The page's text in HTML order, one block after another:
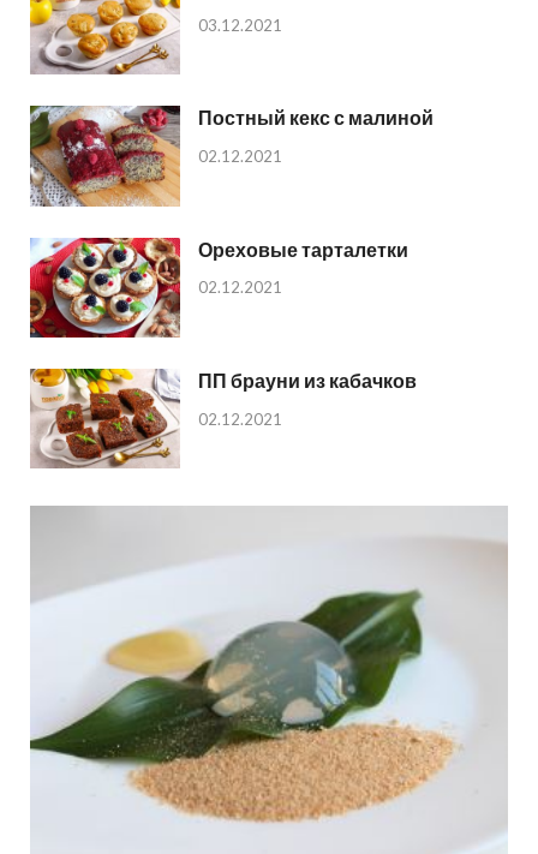
03.12.2021
Постный кекс с малиной
02.12.2021
Ореховые тарталетки
02.12.2021
ПП брауни из кабачков
02.12.2021